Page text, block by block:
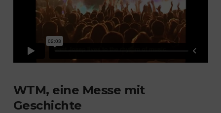
WTM, eine Messe mit
Geschichte